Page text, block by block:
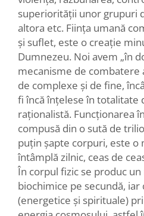
superiorității unor grupuri
altora etc. Ființa umană
și suflet, este o creație
Dumnezeu. Noi avem „în
mecanisme de combatere
de complexe și de fine,
fi încă înțelese în totalitate
raționalistă. Funcționarea
compusă din o sută de
puțin șapte corpuri, este o
întâmplă zilnic, ceas de
În corpul fizic se produc
biochimice pe secundă,
(energetice și spirituale)